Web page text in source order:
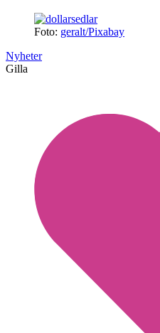
Foto: geralt/Pixabay
Nyheter
Gilla